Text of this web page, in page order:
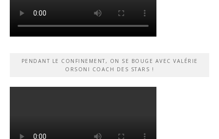
PENDANT LE CONFINEMENT, ON SE BOUGE AVEC VALÉRIE
ORSONI COACH DES STARS !